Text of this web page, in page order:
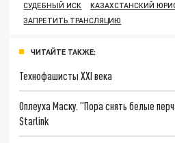
СУДЕБНЫЙ ИСК
КАЗАХСТАНСКИЙ
ЗАПРЕТИТЬ ТРАНСЛЯЦИЮ
ЧИТАЙТЕ ТАКЖЕ:
Технофашисты XXI века
Оплеуха Маску. "Пора снять белые
Starlink